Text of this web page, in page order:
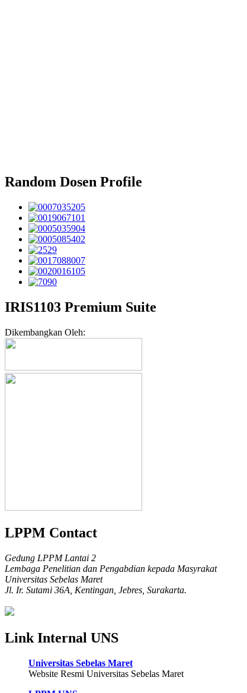
Random Dosen Profile
IRIS1103 Premium Suite
Dikembangkan Oleh:
LPPM Contact
Gedung LPPM Lantai 2
Lembaga Penelitian dan Pengabdian kepada Masyrakat
Universitas Sebelas Maret
Jl. Ir. Sutami 36A, Kentingan, Jebres, Surakarta.
Link Internal UNS
Universitas Sebelas Maret
Website Resmi Universitas Sebelas Maret